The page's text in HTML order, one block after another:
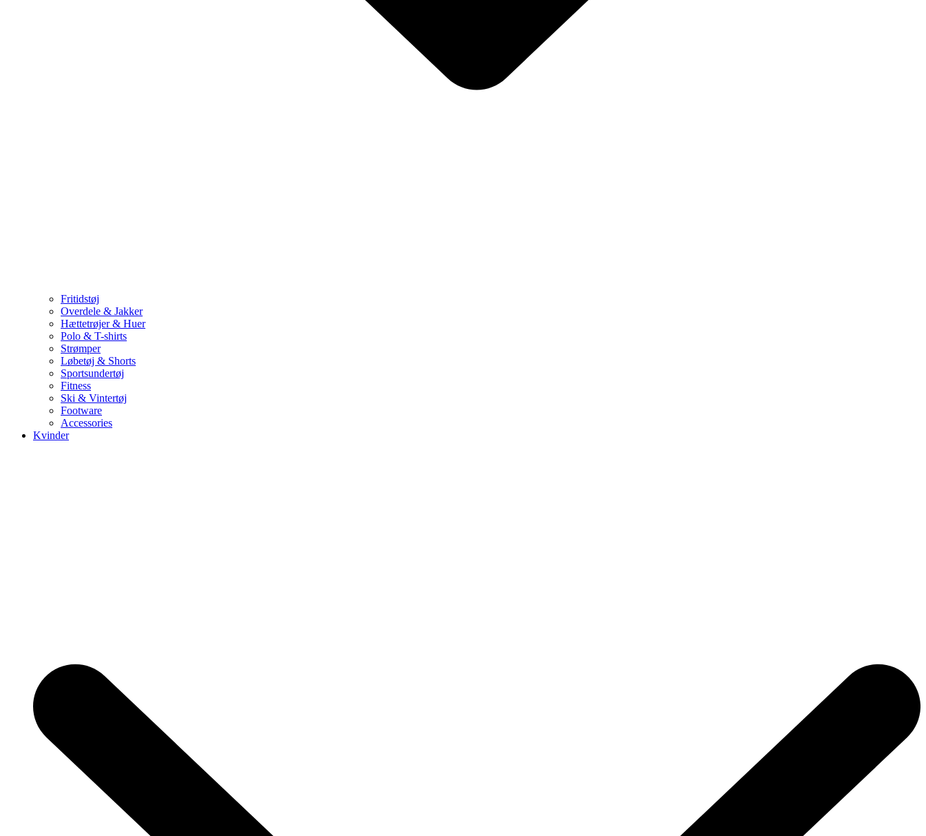
Fritidstøj
Overdele & Jakker
Hættetrøjer & Huer
Polo & T-shirts
Strømper
Løbetøj & Shorts
Sportsundertøj
Fitness
Ski & Vintertøj
Footware
Accessories
Kvinder